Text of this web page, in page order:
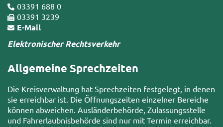
03391 688 0
03391 3239
E-Mail
Elektronischer Rechtsverkehr
Allgemeine Sprechzeiten
Die Kreisverwaltung hat Sprechzeiten festgelegt, in denen
sie erreichbar ist. Die Öffnungszeiten einzelner Bereiche
können abweichen. Ausländerbehörde, Zulassungsstelle
und Fahrerlaubnisbehörde sind nur mit Termin erreichbar.